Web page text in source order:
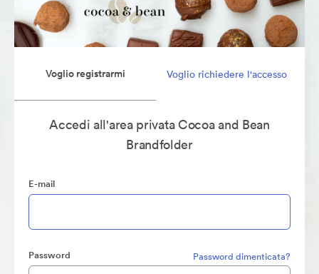
Voglio registrarmi Voglio richiedere l'accesso
Accedi all'area privata Cocoa and Bean
Brandfolder
E-mail
Password Password dimenticata?